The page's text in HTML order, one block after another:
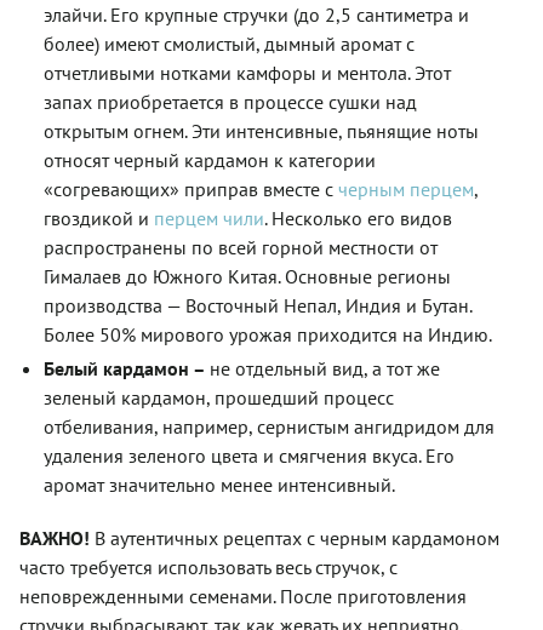
элайчи. Его крупные стручки (до 2,5 сантиметра и
более) имеют смолистый, дымный аромат с
отчетливыми нотками камфоры и ментола. Этот
запах приобретается в процессе сушки над
открытым огнем. Эти интенсивные, пьянящие ноты
относят черный кардамон к категории
«согревающих» приправ вместе с черным перцем,
гвоздикой и перцем чили. Несколько его видов
распространены по всей горной местности от
Гималаев до Южного Китая. Основные регионы
производства — Восточный Непал, Индия и Бутан.
Более 50% мирового урожая приходится на Индию.
Белый кардамон – не отдельный вид, а тот же
зеленый кардамон, прошедший процесс
отбеливания, например, сернистым ангидридом для
удаления зеленого цвета и смягчения вкуса. Его
аромат значительно менее интенсивный.
ВАЖНО! В аутентичных рецептах с черным кардамоном
часто требуется использовать весь стручок, с
неповрежденными семенами. После приготовления